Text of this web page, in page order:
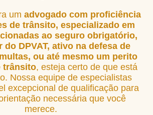
um advogado com proficiência
de trânsito, especializado em
ao seguro obrigatório,
do DPVAT, ativo na defesa de
ou até mesmo um perito
trânsito, esteja certo de que está
Nossa equipe de especialistas
excepcional de qualificação para
necessária que você
merece.